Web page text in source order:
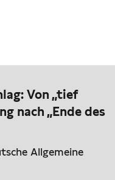
Von „tief
nach „Ende des
Allgemeine